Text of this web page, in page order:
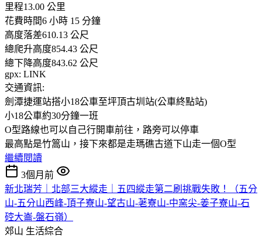
里程13.00 公里
花費時間6 小時 15 分鐘
高度落差610.13 公尺
總爬升高度854.43 公尺
總下降高度843.62 公尺
gpx: LINK
交通資訊:
劍潭捷運站搭小18公車至坪頂古圳站(公車終點站)
小18公車約30分鐘一班
O型路線也可以自己行開車前往，路旁可以停車
最高點是竹篙山，接下來都是走瑪礁古道下山走一個O型
繼續閱讀
3個月前
新北瑞芳｜北部三大縱走｜五四縱走第二刷挑戰失敗！（五分
山-五分山西峰-頂子寮山-望古山-荖寮山-中窯尖-姜子寮山-石
硿大崙-盤石嶺）
郊山 生活綜合